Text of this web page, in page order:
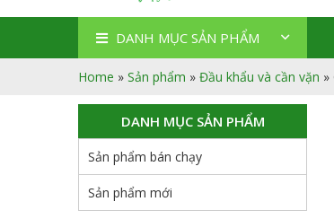
DANH MỤC SẢN PHẨM
Home » Sản phẩm » Đầu khẩu và cần vặn »
DANH MỤC SẢN PHẨM
Sản phẩm bán chạy
Sản phẩm mới